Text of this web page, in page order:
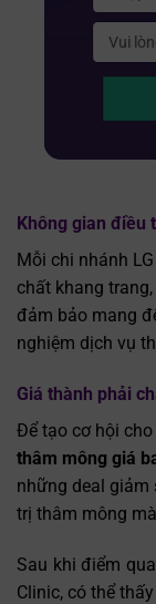
Không gian điều
Mỗi chi nhánh
chất khang
đảm bảo mang
nghiệm dịch vụ
Giá thành phải
Để tạo cơ hội
thâm mông giá
những deal giảm
trị thâm mông
Sau khi điểm
Clinic, có thể